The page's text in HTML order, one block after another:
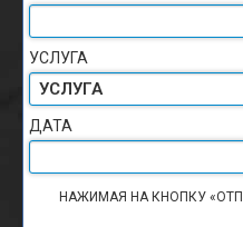
УСЛУГА
ДАТА
НАЖИМАЯ НА КНОПКУ